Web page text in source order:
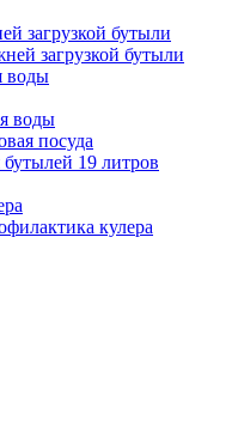
загрузкой бутыли
загрузкой бутыли
воды
воды
посуда
19 литров
кулера